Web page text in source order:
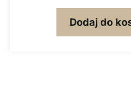
Dodaj do